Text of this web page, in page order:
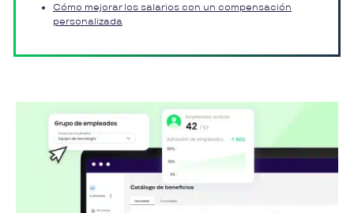
Cómo mejorar los salarios con un compensación
personalizada